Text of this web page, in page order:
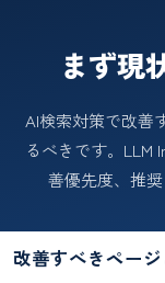
まず現
AI検索対策で改善
るべきです。LLM
善優先度、推
改善すべきペー